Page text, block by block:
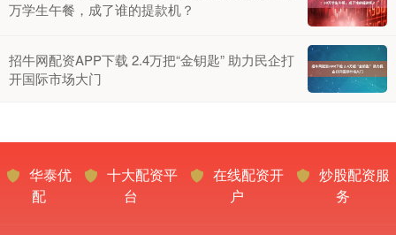
万学生午餐，成了谁的提款机？
招牛网配资APP下载 2.4万把“金钥匙” 助力民企打
开国际市场大门
华泰优
配
十大配资平
台
在线配资开
户
炒股配资服
务